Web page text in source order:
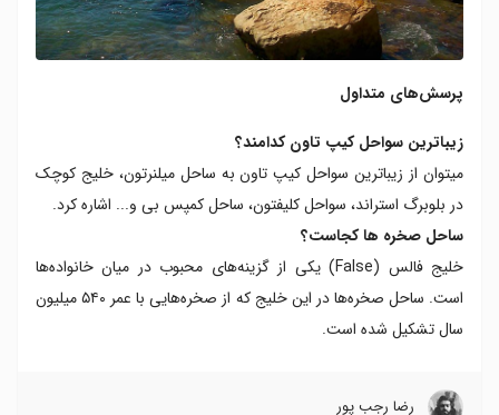
پرسش‌های متداول
زیباترین سواحل کیپ‌ تاون کدامند؟
میتوان از زیباترین سواحل کیپ‌ تاون به‌ ساحل میلنرتون، خلیج کوچک
در بلوبرگ استراند، سواحل کلیفتون، ساحل کمپس بی و... اشاره کرد.
ساحل صخره ها کجاست؟
خلیج فالس (False) یکی از گزینه‌های محبوب در میان خانواده‌ها
است. ساحل صخره‌ها در این خلیج که از صخره‌هایی با عمر ۵۴۰ میلیون
سال تشکیل شده است.
رضا‍ رجب پور